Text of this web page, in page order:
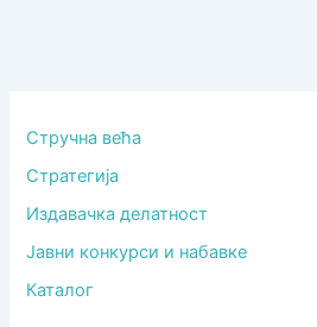
Стручна већа
Стратегија
Издавачка делатност
Јавни конкурси и набавке
Каталог